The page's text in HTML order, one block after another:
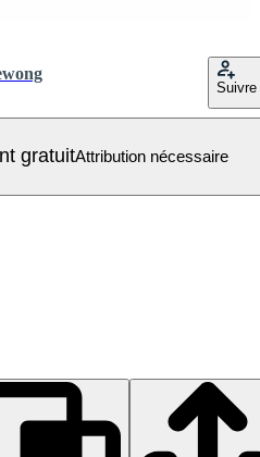
Suivre
gratuitAttribution nécessaire